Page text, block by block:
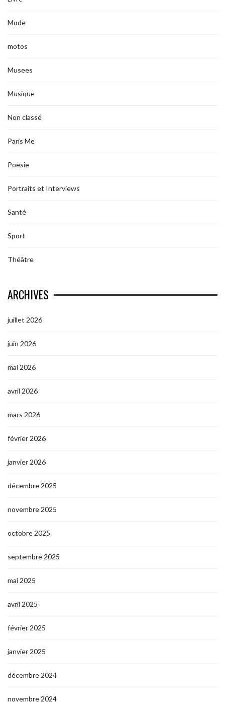
Mode
motos
Musees
Musique
Non classé
Paris Me
Poesie
Portraits et Interviews
Santé
Sport
Théâtre
ARCHIVES
juillet 2026
juin 2026
mai 2026
avril 2026
mars 2026
février 2026
janvier 2026
décembre 2025
novembre 2025
octobre 2025
septembre 2025
mai 2025
avril 2025
février 2025
janvier 2025
décembre 2024
novembre 2024